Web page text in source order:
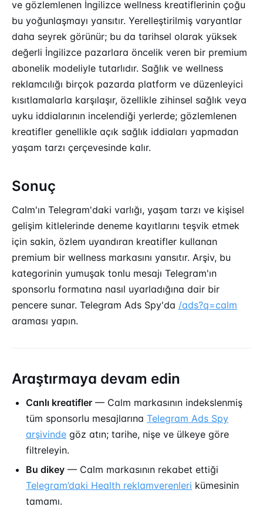
ve gözlemlenen İngilizce wellness kreatiflerinin çoğu
bu yoğunlaşmayı yansıtır. Yerelleştirilmiş varyantlar
daha seyrek görünür; bu da tarihsel olarak yüksek
değerli İngilizce pazarlara öncelik veren bir premium
abonelik modeliyle tutarlıdır. Sağlık ve wellness
reklamcılığı birçok pazarda platform ve düzenleyici
kısıtlamalarla karşılaşır, özellikle zihinsel sağlık veya
uyku iddialarının incelendiği yerlerde; gözlemlenen
kreatifler genellikle açık sağlık iddiaları yapmadan
yaşam tarzı çerçevesinde kalır.
Sonuç
Calm'ın Telegram'daki varlığı, yaşam tarzı ve kişisel
gelişim kitlelerinde deneme kayıtlarını teşvik etmek
için sakin, özlem uyandıran kreatifler kullanan
premium bir wellness markasını yansıtır. Arşiv, bu
kategorinin yumuşak tonlu mesajı Telegram'ın
sponsorlu formatına nasıl uyarladığına dair bir
pencere sunar. Telegram Ads Spy'da /ads?q=calm
araması yapın.
Araştırmaya devam edin
Canlı kreatifler — Calm markasının indekslenmiş
tüm sponsorlu mesajlarına Telegram Ads Spy
arşivinde göz atın; tarihe, nişe ve ülkeye göre
filtreleyin.
Bu dikey — Calm markasının rekabet ettiği
Telegram’daki Health reklamverenleri kümesinin
tamamı.